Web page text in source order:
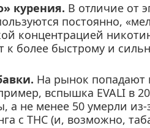
курения. В отличие от
постоянно,
концентрацией
к более быстрому и
На рынок попадают
вспышка EVALI в
а не менее 50 умерли из-
с THC (и, возможно,